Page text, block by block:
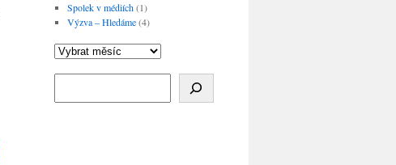
Spolek v médiích(1)
Výzva – Hledáme(4)
Archivy